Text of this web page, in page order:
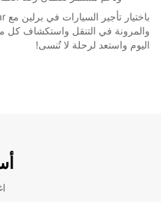
والمرونة في التنقل واستكشاف كل ما
اليوم واستعد لرحلة لا تُنسى!